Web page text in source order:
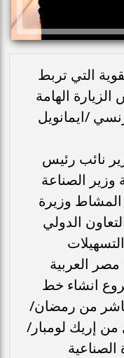
التي تربط
الهامة
/ايمانويل
نائب رئيس
وزير الصناعة
المشاط وزيرة
الدولي
مصر العربية
انشاء خط
من رمضان/
من إريك لومبار/
الصناعية